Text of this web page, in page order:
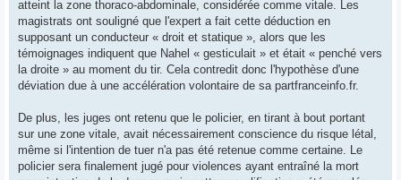
atteint la zone thoraco-abdominale, considérée comme vitale. Les
magistrats ont souligné que l'expert a fait cette déduction en
supposant un conducteur « droit et statique », alors que les
témoignages indiquent que Nahel « gesticulait » et était « penché vers
la droite » au moment du tir. Cela contredit donc l'hypothèse d'une
déviation due à une accélération volontaire de sa partfranceinfo.fr.
De plus, les juges ont retenu que le policier, en tirant à bout portant
sur une zone vitale, avait nécessairement conscience du risque létal,
même si l'intention de tuer n'a pas été retenue comme certaine. Le
policier sera finalement jugé pour violences ayant entraîné la mort